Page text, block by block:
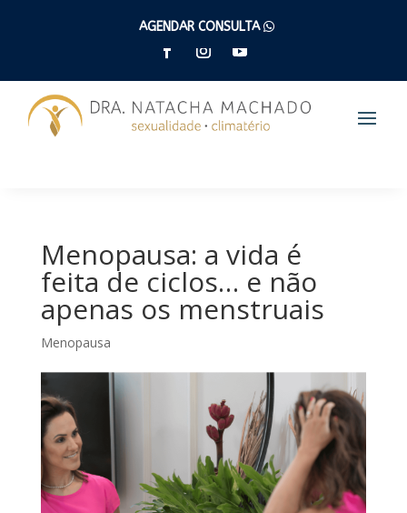
(47) 9 9262 6005
AGENDAR CONSULTA
Menopausa: a vida é
feita de ciclos… e não
apenas os menstruais
Menopausa